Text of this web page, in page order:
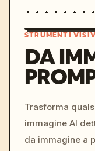
STRUMENTI
DA
Trasforma
immagine AI
da immagine a